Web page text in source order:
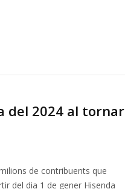
del 2024 al tornar
de contribuents que
del dia 1 de gener Hisenda